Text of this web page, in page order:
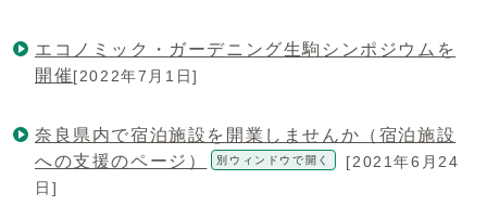
エコノミック・ガーデニング生駒シンポジウムを
開催[2022年7月1日]
奈良県内で宿泊施設を開業しませんか（宿泊施設
への支援のページ）
別ウィンドウで開く
[2021年6月24
日]